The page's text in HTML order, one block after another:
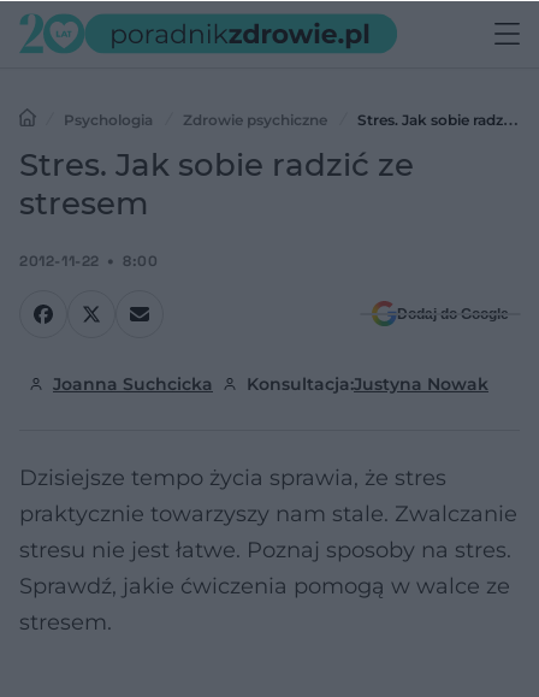
Psychologia Zdrowie psychiczne
Stres. Jak sobie radzić ze
stresem
Stres. Jak sobie radzić ze
stresem
2012-11-22 8:00
Dodaj do Google
Joanna Suchcicka Konsultacja:Justyna Nowak
Dzisiejsze tempo życia sprawia, że stres
praktycznie towarzyszy nam stale. Zwalczanie
stresu nie jest łatwe. Poznaj sposoby na stres.
Sprawdź, jakie ćwiczenia pomogą w walce ze
stresem.